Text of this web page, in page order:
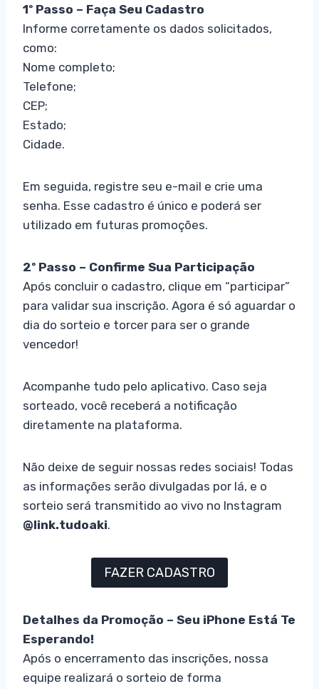
1º Passo – Faça Seu Cadastro
Informe corretamente os dados solicitados,
como:
Nome completo;
Telefone;
CEP;
Estado;
Cidade.
Em seguida, registre seu e-mail e crie uma
senha. Esse cadastro é único e poderá ser
utilizado em futuras promoções.
2º Passo – Confirme Sua Participação
Após concluir o cadastro, clique em “participar”
para validar sua inscrição. Agora é só aguardar o
dia do sorteio e torcer para ser o grande
vencedor!
Acompanhe tudo pelo aplicativo. Caso seja
sorteado, você receberá a notificação
diretamente na plataforma.
Não deixe de seguir nossas redes sociais! Todas
as informações serão divulgadas por lá, e o
sorteio será transmitido ao vivo no Instagram
@link.tudoaki.
FAZER CADASTRO
Detalhes da Promoção – Seu iPhone Está Te
Esperando!
Após o encerramento das inscrições, nossa
equipe realizará o sorteio de forma